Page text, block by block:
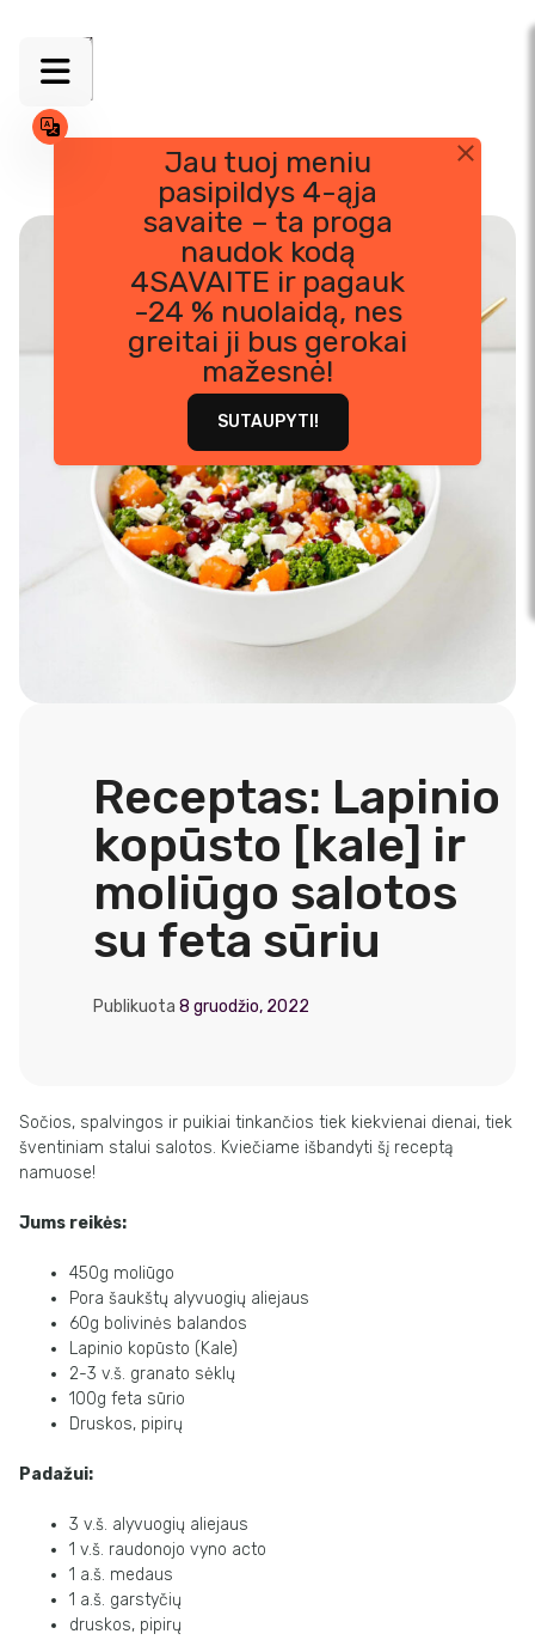
Jau tuoj meniu
pasipildys 4-ąja
savaite – ta proga
naudok kodą
4SAVAITE ir pagauk
-24 % nuolaidą, nes
greitai ji bus gerokai
mažesnė!
SUTAUPYTI!
Receptas: Lapinio
kopūsto [kale] ir
moliūgo salotos
su feta sūriu
Publikuota8 gruodžio, 2022
Sočios, spalvingos ir puikiai tinkančios tiek kiekvienai dienai, tiek
šventiniam stalui salotos. Kviečiame išbandyti šį receptą
namuose!
Jums reikės:
450g moliūgo
Pora šaukštų alyvuogių aliejaus
60g bolivinės balandos
Lapinio kopūsto (Kale)
2-3 v.š. granato sėklų
100g feta sūrio
Druskos, pipirų
Padažui:
3 v.š. alyvuogių aliejaus
1 v.š. raudonojo vyno acto
1 a.š. medaus
1 a.š. garstyčių
druskos, pipirų